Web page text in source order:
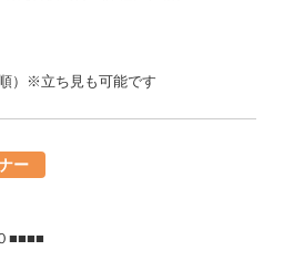
）※立ち見も可能です
ー
■■■■